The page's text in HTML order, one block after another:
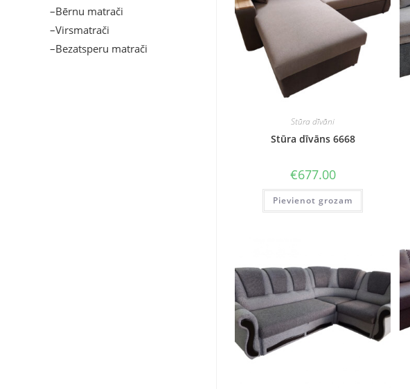
Stūra dīvāni
Stūra dīvāns 6668
€677.00
Pievienot grozam
–Bērnu matrači
–Virsmatrači
–Bezatsperu matrači